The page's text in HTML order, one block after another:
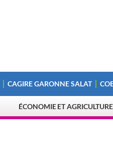
CAGIRE GARONNE SALAT
ÉCONOMIE ET AGRICULTURE